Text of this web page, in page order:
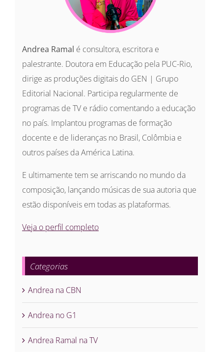
Andrea Ramal é consultora, escritora e
palestrante. Doutora em Educação pela PUC-Rio,
dirige as produções digitais do GEN | Grupo
Editorial Nacional. Participa regularmente de
programas de TV e rádio comentando a educação
no país. Implantou programas de formação
docente e de lideranças no Brasil, Colômbia e
outros países da América Latina.
E ultimamente tem se arriscando no mundo da
composição, lançando músicas de sua autoria que
estão disponíveis em todas as plataformas.
Veja o perfil completo
Categorias
Andrea na CBN
Andrea no G1
Andrea Ramal na TV